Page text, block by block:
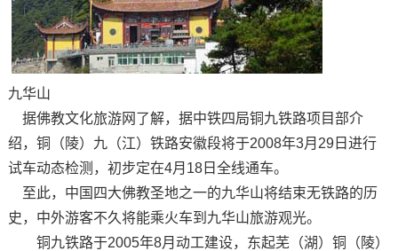
九华山
据佛教文化旅游网了解，据中铁四局铜九铁路项目部介
绍，铜（陵）九（江）铁路安徽段将于2008年3月29日进行
试车动态检测，初步定在4月18日全线通车。
至此，中国四大佛教圣地之一的九华山将结束无铁路的历
史，中外游客不久将能乘火车到九华山旅游观光。
铜九铁路于2005年8月动工建设，东起芜（湖）铜（陵）